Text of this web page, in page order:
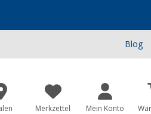
Blog
Merkzettel Mein Konto